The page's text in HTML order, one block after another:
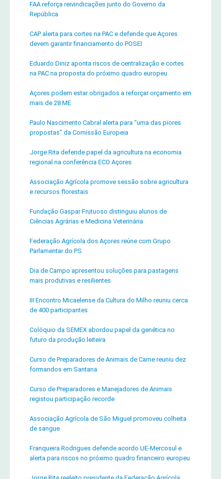
FAA reforça reivindicações junto do Governo da
República
CAP alerta para cortes na PAC e defende que Açores
devem garantir financiamento do POSEI
Eduardo Diniz aponta riscos de centralização e cortes
na PAC na proposta do próximo quadro europeu
Açores podem estar obrigados a reforçar orçamento em
mais de 28 ME
Paulo Nascimento Cabral alerta para “uma das piores
propostas” da Comissão Europeia
Jorge Rita defende papel da agricultura na economia
regional na conferência ECO Açores
Associação Agrícola promove sessão sobre agricultura
e recursos florestais
Fundação Gaspar Frutuoso distinguiu alunos de
Ciências Agrárias e Medicina Veterinária
Federação Agrícola dos Açores reúne com Grupo
Parlamentar do PS
Dia de Campo apresentou soluções para pastagens
mais produtivas e resilientes
III Encontro Micaelense da Cultura do Milho reuniu cerca
de 400 participantes
Colóquio da SEMEX abordou papel da genética no
futuro da produção leiteira
Curso de Preparadores de Animais de Carne reuniu dez
formandos em Santana
Curso de Preparadores e Manejadores de Animais
registou participação recorde
Associação Agrícola de São Miguel promoveu colheita
de sangue
Franqueira Rodrigues defende acordo UE-Mercosul e
alerta para riscos no próximo quadro financeiro europeu